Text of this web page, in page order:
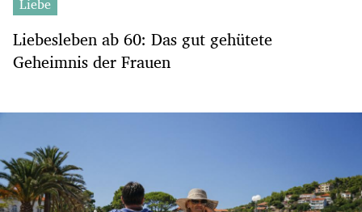
Liebesleben ab 60: Das gut gehütete
Geheimnis der Frauen